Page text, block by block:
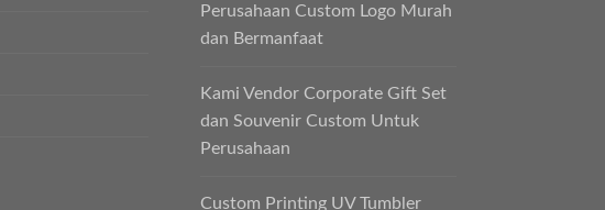
Perusahaan Custom Logo Murah
dan Bermanfaat
Kami Vendor Corporate Gift Set
dan Souvenir Custom Untuk
Perusahaan
Custom Printing UV Tumbler